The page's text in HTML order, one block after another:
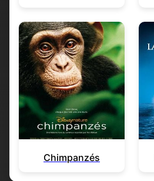
Chimpanzés